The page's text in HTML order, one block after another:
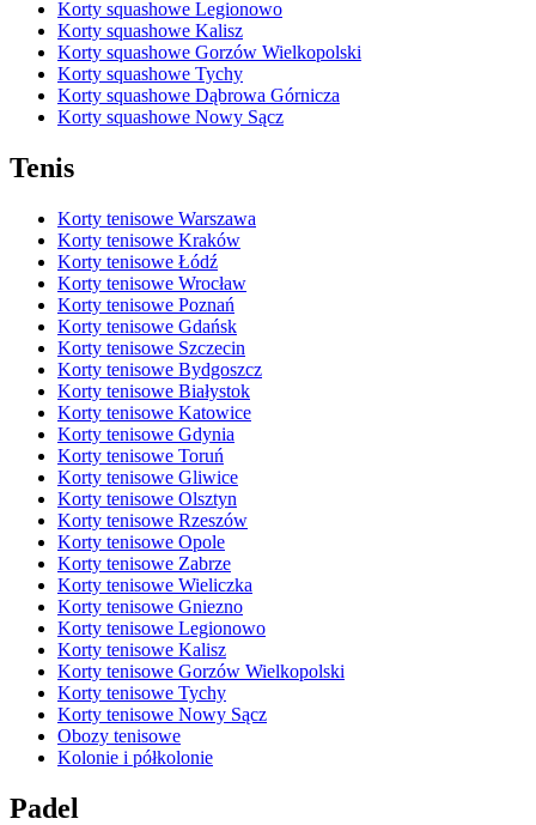
Korty squashowe Legionowo
Korty squashowe Kalisz
Korty squashowe Gorzów Wielkopolski
Korty squashowe Tychy
Korty squashowe Dąbrowa Górnicza
Korty squashowe Nowy Sącz
Tenis
Korty tenisowe Warszawa
Korty tenisowe Kraków
Korty tenisowe Łódź
Korty tenisowe Wrocław
Korty tenisowe Poznań
Korty tenisowe Gdańsk
Korty tenisowe Szczecin
Korty tenisowe Bydgoszcz
Korty tenisowe Białystok
Korty tenisowe Katowice
Korty tenisowe Gdynia
Korty tenisowe Toruń
Korty tenisowe Gliwice
Korty tenisowe Olsztyn
Korty tenisowe Rzeszów
Korty tenisowe Opole
Korty tenisowe Zabrze
Korty tenisowe Wieliczka
Korty tenisowe Gniezno
Korty tenisowe Legionowo
Korty tenisowe Kalisz
Korty tenisowe Gorzów Wielkopolski
Korty tenisowe Tychy
Korty tenisowe Nowy Sącz
Obozy tenisowe
Kolonie i półkolonie
Padel